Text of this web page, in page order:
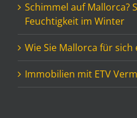
Schimmel auf Mallorca?
Feuchtigkeit im Winter
Wie Sie Mallorca für
Immobilien mit ETV